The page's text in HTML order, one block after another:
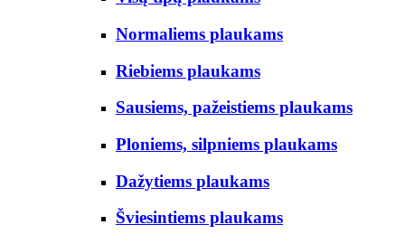
Normaliems plaukams
Riebiems plaukams
Sausiems, pažeistiems plaukams
Ploniems, silpniems plaukams
Dažytiems plaukams
Šviesintiems plaukams